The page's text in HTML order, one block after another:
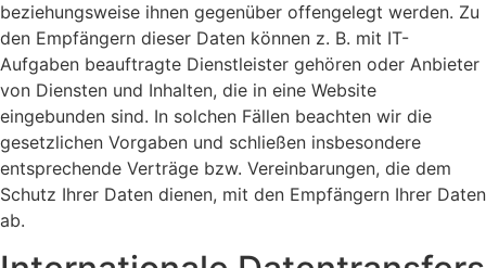
beziehungsweise ihnen gegenüber offengelegt werden. Zu
den Empfängern dieser Daten können z. B. mit IT-
Aufgaben beauftragte Dienstleister gehören oder Anbieter
von Diensten und Inhalten, die in eine Website
eingebunden sind. In solchen Fällen beachten wir die
gesetzlichen Vorgaben und schließen insbesondere
entsprechende Verträge bzw. Vereinbarungen, die dem
Schutz Ihrer Daten dienen, mit den Empfängern Ihrer Daten
ab.